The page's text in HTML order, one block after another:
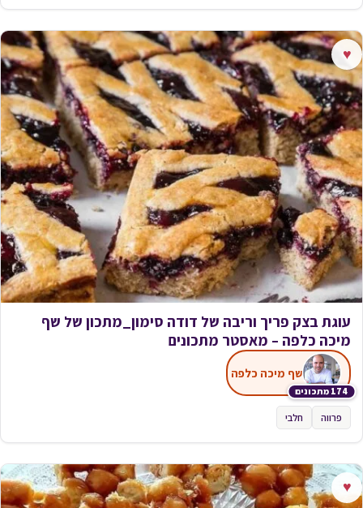
♥
עוגת בצק פריך וריבה של דודה סימון_מתכון של שף
מיכה כלפה – מאסטר מתכונים
174 מתכונים
שף מיכה כלפה
פרווה חלבי
♥